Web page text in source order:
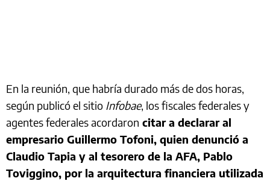
En la reunión, que habría durado más de dos horas,
según publicó el sitio Infobae, los fiscales federales y
agentes federales acordaron citar a declarar al
empresario Guillermo Tofoni, quien denunció a
Claudio Tapia y al tesorero de la AFA, Pablo
Toviggino, por la arquitectura financiera utilizada